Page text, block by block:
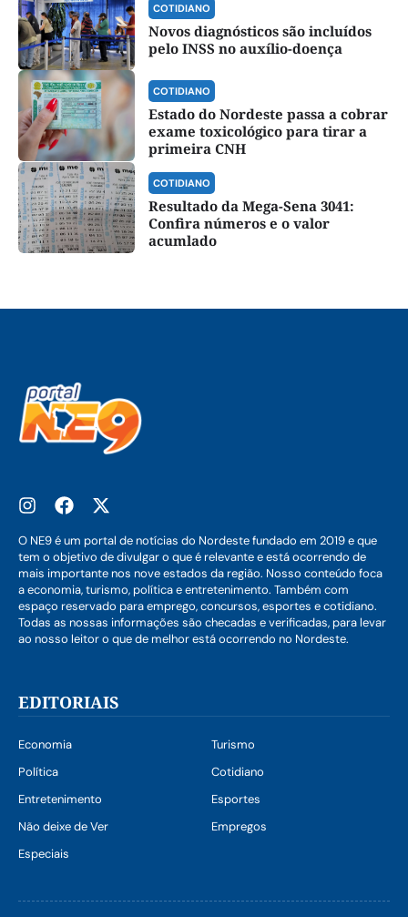
COTIDIANO
Novos diagnósticos são incluídos
pelo INSS no auxílio-doença
COTIDIANO
Estado do Nordeste passa a cobrar
exame toxicológico para tirar a
primeira CNH
COTIDIANO
Resultado da Mega-Sena 3041:
Confira números e o valor
acumlado
O NE9 é um portal de notícias do Nordeste fundado em 2019 e que
tem o objetivo de divulgar o que é relevante e está ocorrendo de
mais importante nos nove estados da região. Nosso conteúdo foca
a economia, turismo, política e entretenimento. Também com
espaço reservado para emprego, concursos, esportes e cotidiano.
Todas as nossas informações são checadas e verificadas, para levar
ao nosso leitor o que de melhor está ocorrendo no Nordeste.
EDITORIAIS
Economia
Turismo
Política
Cotidiano
Entretenimento
Esportes
Não deixe de Ver
Empregos
Especiais